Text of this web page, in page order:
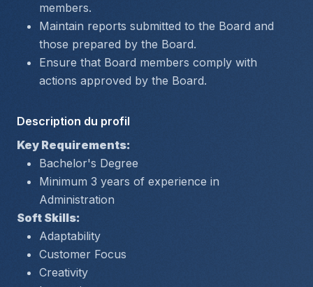
members.
Maintain reports submitted to the Board and
those prepared by the Board.
Ensure that Board members comply with
actions approved by the Board.
Description du profil
Key Requirements:
Bachelor's Degree
Minimum 3 years of experience in
Administration
Soft Skills:
Adaptability
Customer Focus
Creativity